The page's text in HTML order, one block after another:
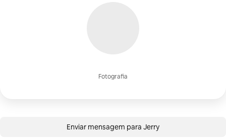
Fotografia
Enviar mensagem para Jerry